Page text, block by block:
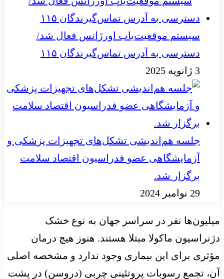
سیستم موقعیت‌یاب اورژانس فعال شد/
دسترسی به آدرس تماس‌گیرندگان ۱۱۵
3 ژانویه 2025
جلسه هم‌اندیشی تشکل‌های تجهیزات پزشکی و
آزمایشگاهی عضو فدراسیون اقتصاد سلامت
برگزار شد.
29 نوامبر 2024
میلیون‌ها نفر در سراسر جهان به نوع خشک
دژنراسیون ماکولا مبتلا هستند. هنوز هیچ درمان
مؤثری برای این بیماری وجود ندارد و مشخصه اصلی
آن، تجمع رسوبات پروتئینی چربی (دروسن) در پشت